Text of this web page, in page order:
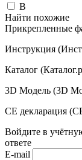
B
Найти похожие
Прикрепленные
Инструкция
Каталог
3D Модель (3D
CE декларация
Войдите в
ответе
E-mail